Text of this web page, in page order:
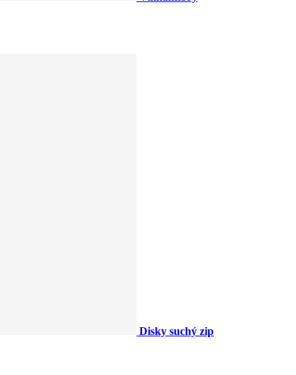
Disky suchý zip